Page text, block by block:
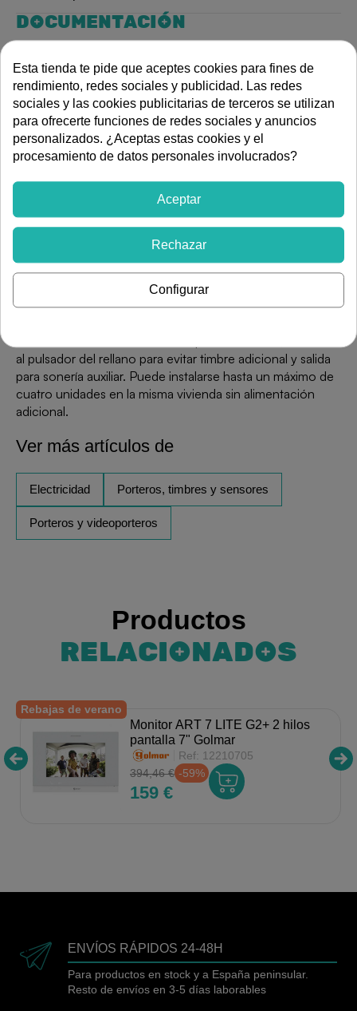
DOCUMENTACIÓN
Manual de instalación
Guía rápida
Certificado
DESCRIPCIÓN
Monitor para instalaciones digitales G2+ de dos hilos no
polarizados, fabricado en carcasa de ABS blanco y
destinado al montaje en superficie. Integra una pantalla
color de 4.3 pulgadas con pulsadores capacitivos de
comunicaciones secretas de audio, vídeo y apertura de
puerta. Dispone de funciones como vídeo-espía,
autoencendido y modo no molesten, además de ajuste
de brillo, color y contraste durante la comunicación.
al pulsador del rellano para evitar timbre adicional y salida
para sonería auxiliar. Puede instalarse hasta un máximo de
cuatro unidades en la misma vivienda sin alimentación
adicional.
Ver más artículos de
Electricidad Porteros, timbres y sensores
Porteros y videoporteros
Productos
RELACIONADOS
Rebajas de verano
Monitor ART 7 LITE G2+ 2 hilos
pantalla 7" Golmar
Ref: 12210705
394,46 € -59%
159 €
ENVÍOS RÁPIDOS 24-48H
Para productos en stock y a España peninsular.
Resto de envíos en 3-5 días laborables
Esta tienda te pide que aceptes cookies para fines de
rendimiento, redes sociales y publicidad. Las redes
sociales y las cookies publicitarias de terceros se utilizan
para ofrecerte funciones de redes sociales y anuncios
personalizados. ¿Aceptas estas cookies y el
procesamiento de datos personales involucrados?
Aceptar
Rechazar
Configurar